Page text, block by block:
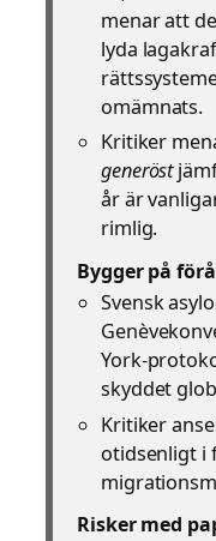
menar att
lyda
omämnats.
Kritiker
generöst
år är
rimlig.
Bygger på
Svensk
York-
skyddet
Kritiker
otidsenligt i
Risker med